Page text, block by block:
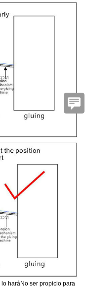
lo haráNo ser propicio para